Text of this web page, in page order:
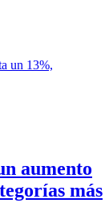
aumento
más